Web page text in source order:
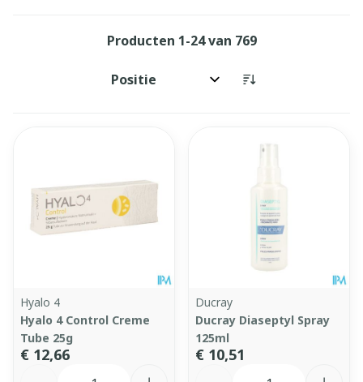
Producten 1-24van 769
Sorteer op:
Hyalo 4
Hyalo 4 Control Creme
Tube 25g
€ 12,66
Ducray
Ducray Diaseptyl Spray
125ml
€ 10,51